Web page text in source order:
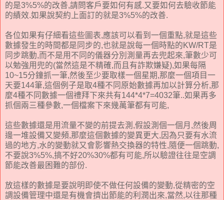
的是3%5%的改善,請問客戶要如何有感.又要如何去驗收節能
的績效.如果說契約上面訂的就是3%5%的改善.
各位如果有仔細看這些圖表,應該可以看到一個重點,就是這些
數據發生的時間都是同步的,也就是說每一個時點的KW/RT是
同步跳動,而不是用不同的儀器分別測量再去兜起來,筆數少可
以勉強用兜的(當然這是不精確,而且有詐欺嫌疑),如果每隔
10~15分鐘抓一筆,然後至少要取樣一個星期,那麼一個項目一
天要144筆,這個例子是取4種不同原始數據再加以計算分析,那
麼4種不同數據一個禮拜下來共有144*4*7=4032筆..如果再多
抓個兩三種參數,一個檔案下來幾萬筆都有可能,
這些數據還是用流量不變的前提去測,假設測個一個月,然後周
邊一堆設備又變頻,那麼這個數據的變異更大,因為只要有水流
過的地方,水的變動就又會影響熱交換器的特性,隨便一個跳動,
不要說3%5%,搞不好20%30%都有可能,所以驗證往往是空調
節能改善最困難的部份.
放這樣的數據是要說明即使不做任何設備的變動,從精密的空
調設備管理中還是有機會擠出節能的利潤出來,當然,以往那種